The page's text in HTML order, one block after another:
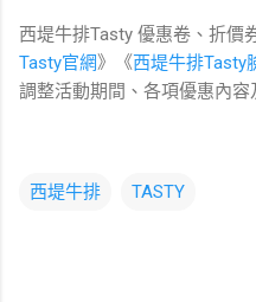
西堤牛排Tasty 優惠卷、折價
Tasty官網》《西堤牛排Tasty
調整活動期間、各項優惠內容
西堤牛排 TASTY